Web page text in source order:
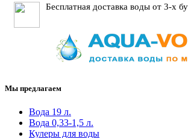
Бесплатная доставка воды от 3-х
Мы предлагаем
Вода 19 л.
Вода 0,33-1,5 л.
Кулеры для воды